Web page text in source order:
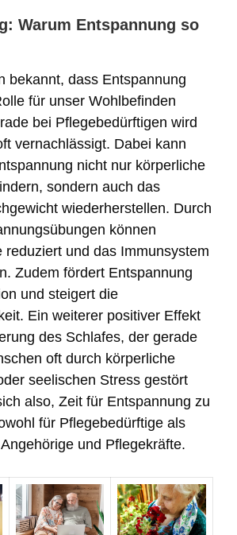
Warum Entspannung so
bekannt, dass Entspannung
für unser Wohlbefinden
bei Pflegebedürftigen wird
vernachlässigt. Dabei kann
nicht nur körperliche
sondern auch das
wiederherstellen. Durch
können
reduziert und das Immunsystem
Zudem fördert Entspannung
und steigert die
Ein weiterer positiver Effekt
des Schlafes, der gerade
oft durch körperliche
seelischen Stress gestört
also, Zeit für Entspannung zu
für Pflegebedürftige als
und Pflegekräfte.